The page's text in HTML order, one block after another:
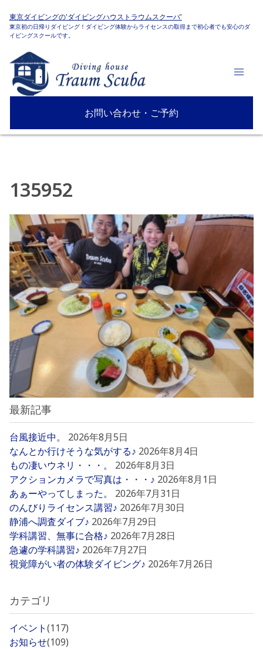
東京ダイビングの'ダイビングハウストラウムスクーバ'
東京初の日帰りダイビング！ダイビング体験からライセンスの取得まで初心者でも安心のダ
イビングスクールです。
お問い合わせ・ご予約
135952
最新記事
台風接近中。
2026年8月5日
なんとか行けそうな気がする♪ 2026年8月4日
もの凄いウネリ・・・。
2026年8月3日
アクションカメラで写真は・・・♪ 2026年8月1日
あぁーやってしまった。
2026年7月31日
のんびりライセンス講習♪ 2026年7月30日
静浦へ調査ダイブ♪ 2026年7月29日
学科講習、無事に合格♪ 2026年7月28日
急遽の学科講習♪ 2026年7月27日
視覚障がい者の体験ダイビング♪ 2026年7月26日
カテゴリ
イベント(117)
お知らせ(109)